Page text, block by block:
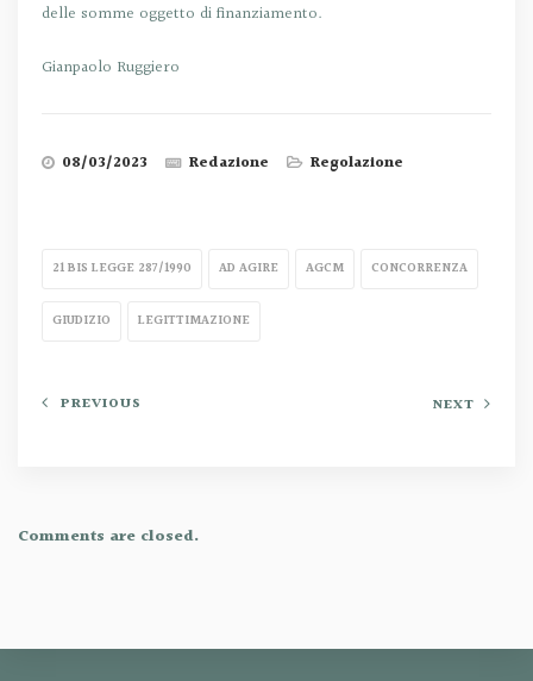
delle somme oggetto di finanziamento.
Gianpaolo Ruggiero
08/03/2023 Redazione Regolazione
21 BIS LEGGE 287/1990 AD AGIRE AGCM CONCORRENZA
GIUDIZIO LEGITTIMAZIONE
PREVIOUS NEXT
Comments are closed.